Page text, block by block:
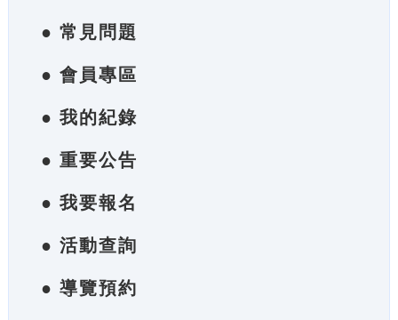
● 常見問題
● 會員專區
● 我的紀錄
● 重要公告
● 我要報名
● 活動查詢
● 導覽預約